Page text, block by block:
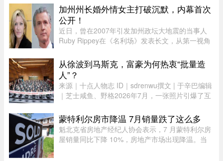
虽然有些旅游类网站是加拿大本地公司，但许多并
非如此，即使你要前往加拿 ...
加州州长婚外情女主打破沉默，内幕首次
公开！
近日，曾在2007年引发加州政坛大地震的当事人
Ruby Rippey在《名利场》发表长文，从第一视角
Gavin Newsom的一段婚外情。这段尘封多年的往
事再次被推向风口浪尖。Gavin New ...
从徐波到马斯克，富豪为何热衷“批量造
人”？
来源｜十点人物志 ID｜sdrenwu撰文 | 于辛巴编辑
｜芝士咸鱼、野格2026年7月，一张照片引爆了互
列。两边站着照顾他们的阿姨，前方拉着一条横
幅。照片由多益网络官方微博 ...
蒙特利尔房市降温 7月销量跌了这么多
魁北克省房地产经纪人协会表示，7 月蒙特利尔房
屋销量同比下降 10%，房地产市场出现降温。当